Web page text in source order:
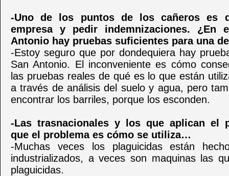
-Uno de los puntos de los cañeros es
empresa y pedir indemnizaciones. ¿En
Antonio hay pruebas suficientes para una
-Estoy seguro que por dondequiera hay
San Antonio. El inconveniente es cómo
las pruebas reales de qué es lo que están
a través de análisis del suelo y agua, pero
encontrar los barriles, porque los esconden.
-Las trasnacionales y los que aplican el
que el problema es cómo se utiliza…
-Muchas veces los plaguicidas están
industrializados, a veces son maquinas las
plaguicidas.